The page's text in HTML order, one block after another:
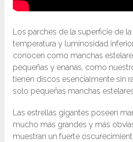
Los parches de la superficie de
temperatura y luminosidad
conocen como manchas
pequeñas y enanas, como
tienen discos esencialmente sin
solo pequeñas manchas
Las estrellas gigantes poseen
mucho más grandes y más
muestran un fuerte